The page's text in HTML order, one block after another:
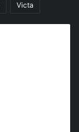
Victa